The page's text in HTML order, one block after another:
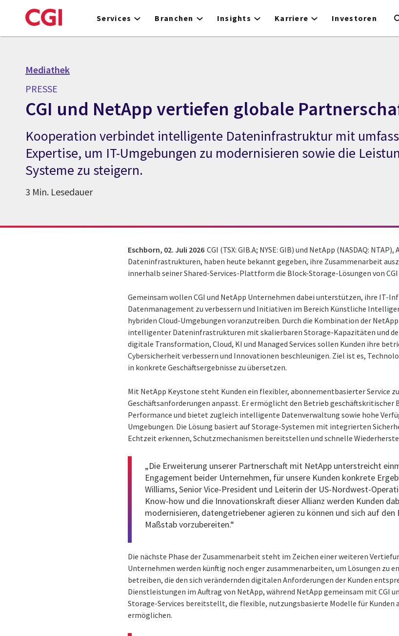
to
Services Branchen Insights Karriere Investoren
Mediathek
PRESSE
CGI und NetApp vertiefen globale
Kooperation verbindet intelligente Dateninfrastruktur mit
Expertise, um IT-Umgebungen zu modernisieren sowie die
Systeme zu steigern.
3 Min. Lesedauer
Eschborn, 02. Juli 2026 CGI (TSX: GIB.A; NYSE: GIB) und NetApp (NASDAQ: NTAP),
Dateninfrastrukturen, haben heute bekannt gegeben, ihre Zusammenarbeit
innerhalb seiner Shared-Services-Plattform die Block-Storage-Lösungen von
Gemeinsam wollen CGI und NetApp Unternehmen dabei unterstützen, ihre IT-
Datenmanagement zu verbessern und Initiativen im Bereich Künstliche
hybriden Cloud-Umgebungen voranzutreiben. Durch die Kombination der
intelligenter Dateninfrastrukturen mit skalierbaren Storage-Kapazitäten und der
digitale Transformation, Cloud, KI und Managed Services sollen Kunden ihre
Cybersicherheit verbessern und Innovationen beschleunigen. Ziel ist es,
in konkrete Geschäftsergebnisse zu übersetzen.
Mit NetApp Keystone steht Kunden ein flexibler, abonnementbasierter Service
Geschäftsanforderungen anpasst. Er ermöglicht den Betrieb geschäftskritischer
Performance und bietet zugleich intelligente Datenverwaltung sowie hohe
Umgebungen. Die Lösung basiert auf Storage-Systemen mit integrierten
Echtzeit erkennen, Schutzmechanismen bereitstellen und schnelle
„Die Erweiterung unserer Partnerschaft mit NetApp unterstreicht
Engagement beider Unternehmen, für unsere Kunden konkrete
Williams, Senior Vice-President und Leiterin der US-Nordwest-
Know-how und die Innovationskraft dieser Allianz werden Kunden
modernisieren, datengetriebener agieren zu können und sich auf den
Maßstab vorzubereiten.“
Die nächste Phase der Zusammenarbeit steht im Zeichen einer weiteren
Unternehmen werden künftig noch enger zusammenarbeiten, um Lösungen zu
betreiben, die den sich verändernden digitalen Anforderungen der Kunden
Dienstleistungen im Auftrag von NetApp, während NetApp gemeinsam mit CGI
Storage-Services bereitstellt, die flexible, nutzungsbasierte Modelle für Kunden
ermöglichen.